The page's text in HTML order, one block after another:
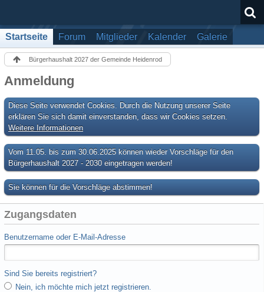
Startseite Forum Mitglieder Kalender Galerie
Bürgerhaushalt 2027 der Gemeinde Heidenrod
Anmeldung
Diese Seite verwendet Cookies. Durch die Nutzung unserer Seite
erklären Sie sich damit einverstanden, dass wir Cookies setzen.
Weitere Informationen
Vom 11.05. bis zum 30.06.2025 können wieder Vorschläge für den
Bürgerhaushalt 2027 - 2030 eingetragen werden!
Sie können für die Vorschläge abstimmen!
Zugangsdaten
Benutzername oder E-Mail-Adresse
Sind Sie bereits registriert?
Nein, ich möchte mich jetzt registrieren.